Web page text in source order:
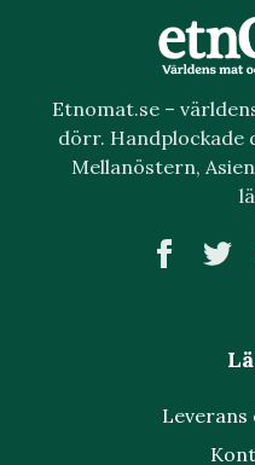
Etnomat.se –
dörr. Handplockade
Mellanöstern,
Leverans